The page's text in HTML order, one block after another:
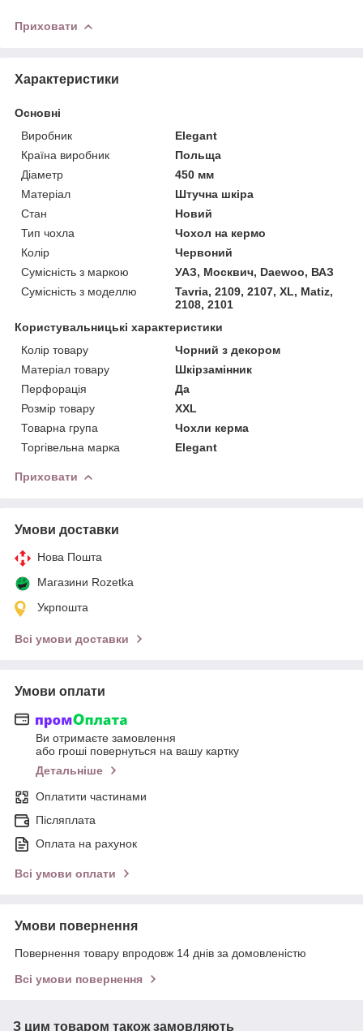
Приховати
Характеристики
Основні
Виробник
Elegant
Країна виробник
Польща
Діаметр
450 мм
Матеріал
Штучна шкіра
Стан
Новий
Тип чохла
Чохол на кермо
Колір
Червоний
Сумісність з маркою
УАЗ, Москвич, Daewoo, ВАЗ
Сумісність з моделлю
Tavria, 2109, 2107, XL, Matiz,
2108, 2101
Користувальницькі характеристики
Колір товару
Чорний з декором
Матеріал товару
Шкірзамінник
Перфорація
Да
Розмір товару
XXL
Товарна група
Чохли керма
Торгівельна марка
Elegant
Приховати
Умови доставки
Нова Пошта
Магазини Rozetka
Укрпошта
Всі умови доставки
Умови оплати
Ви отримаєте замовлення
або гроші повернуться на вашу картку
Детальніше
Оплатити частинами
Післяплата
Оплата на рахунок
Всі умови оплати
Умови повернення
Повернення товару впродовж 14 днів за домовленістю
Всі умови повернення
З цим товаром також замовляють